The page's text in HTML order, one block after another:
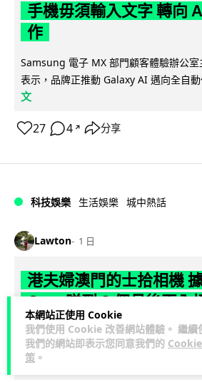
本網站正使用 Cookie
我們使用 Cookie 改善網站體驗。 繼續
我們的網站即表示您同意我們的
策 。
手機毋須輸入文字 轉向
作
Samsung 電子 MX 部門顧客體驗辦公室
表示，品牌正推動 Galaxy AI 邁向全自
文
27 4 ↗ 分享
科技娛樂 生活娛樂 城中熱話
Lawton 1 日
港夫婦澳門的士拾相機
Cam 睇到 2 個月後再入
一對香港夫婦今年 5 月遊澳門乘的士拾
池，拾遺不報並帶返香港自用。兩人本
次入境澳門時，被治安警察局...